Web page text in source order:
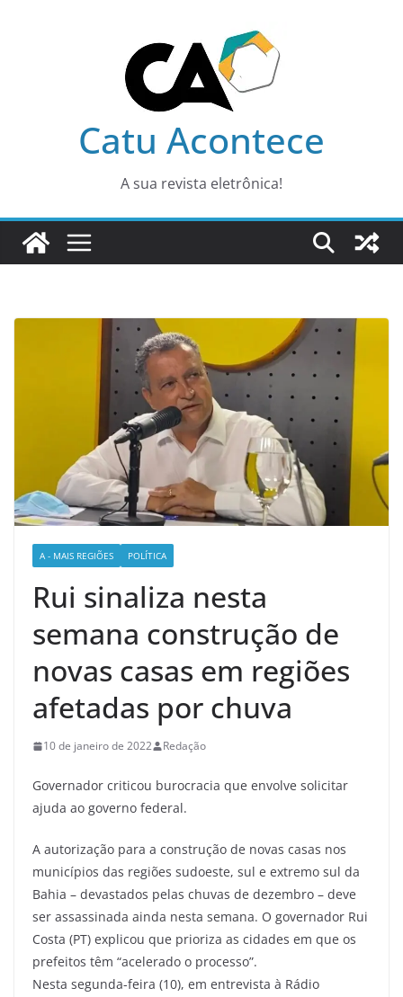
Catu Acontece
A sua revista eletrônica!
A - MAIS REGIÕES POLÍTICA
Rui sinaliza nesta
semana construção de
novas casas em regiões
afetadas por chuva
10 de janeiro de 2022 Redação
Governador criticou burocracia que envolve solicitar
ajuda ao governo federal.
A autorização para a construção de novas casas nos
municípios das regiões sudoeste, sul e extremo sul da
Bahia – devastados pelas chuvas de dezembro – deve
ser assassinada ainda nesta semana. O governador Rui
Costa (PT) explicou que prioriza as cidades em que os
prefeitos têm “acelerado o processo”.
Nesta segunda-feira (10), em entrevista à Rádio